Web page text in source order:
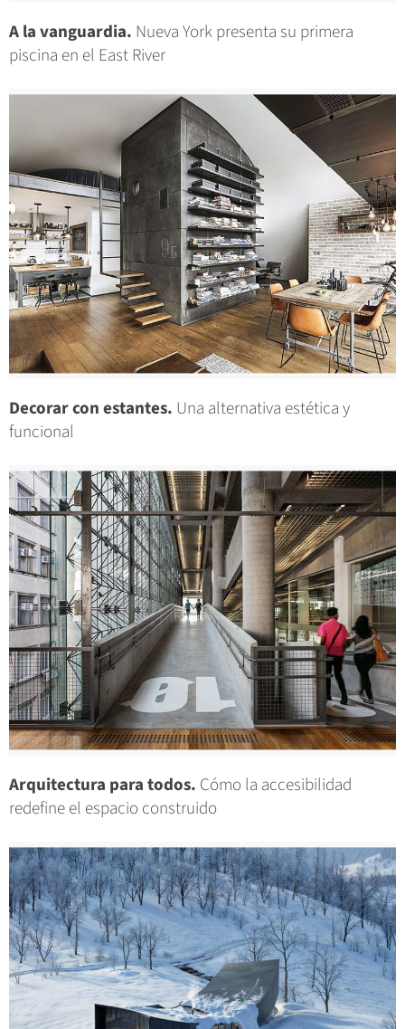
A la vanguardia. Nueva York presenta su primera
piscina en el East River
Decorar con estantes. Una alternativa estética y
funcional
Arquitectura para todos. Cómo la accesibilidad
redefine el espacio construido